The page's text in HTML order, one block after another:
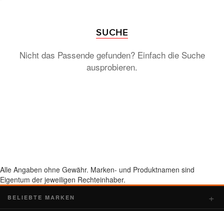
SUCHE
Nicht das Passende gefunden? Einfach die Suche
ausprobieren.
Alle Angaben ohne Gewähr. Marken- und Produktnamen sind
Eigentum der jeweiligen Rechteinhaber.
BELIEBTE MARKEN